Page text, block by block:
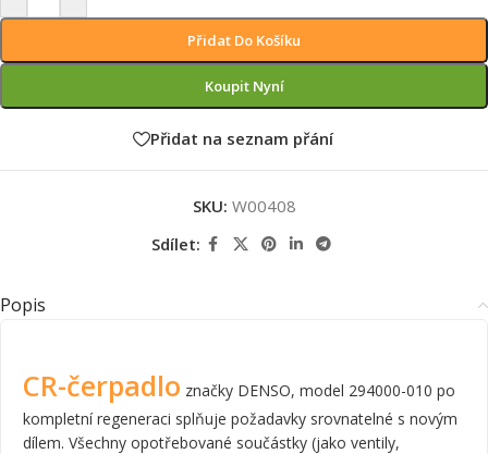
Přidat Do Košíku
Koupit Nyní
Přidat na seznam přání
SKU: W00408
Sdílet:
Popis
CR-čerpadlo značky DENSO, model 294000-010 po
kompletní regeneraci splňuje požadavky srovnatelné s novým
dílem. Všechny opotřebované součástky (jako ventily,